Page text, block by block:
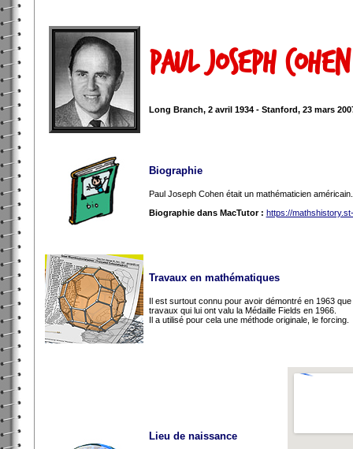
Paul Joseph
Long Branch, 2 avril 1934 - Stanford, 23 mars
Biographie
Paul Joseph Cohen était un mathématicien américain.
Biographie dans MacTutor : https://
Travaux en mathématiques
Il est surtout connu pour avoir démontré en 1963
travaux qui lui ont valu la Médaille Fields en 1966.
Il a utilisé pour cela une méthode originale, le forcing.
Lieu de naissance